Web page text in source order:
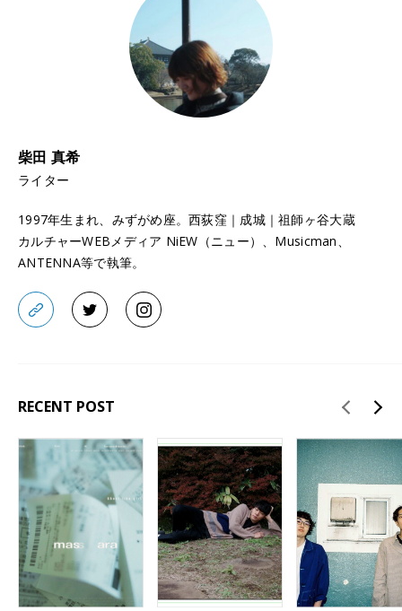
柴田 真希
ライター
1997年生まれ、みずがめ座。西荻窪｜成城｜祖師ヶ谷大蔵
カルチャーWEBメディア NiEW（ニュー）、Musicman、
ANTENNA等で執筆。
RECENT POST